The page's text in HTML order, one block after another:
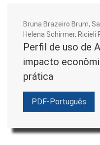
com o finalidade de
e artigos, ampliando o
Compromisso com a
O JAFF adota práticas
princípios daCiência
a colaboração e a
Bruna Brazeiro Brum,
Helena Schirmer, Ricieli
Perfil de uso de
impacto
prática
PDF-Português